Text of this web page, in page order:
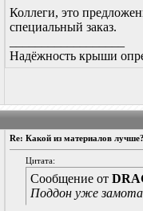
Коллеги, это
специальный заказ.
Надёжность крыши
Re: Какой из материалов лучше?
Цитата:
Сообщение от
Поддон уже